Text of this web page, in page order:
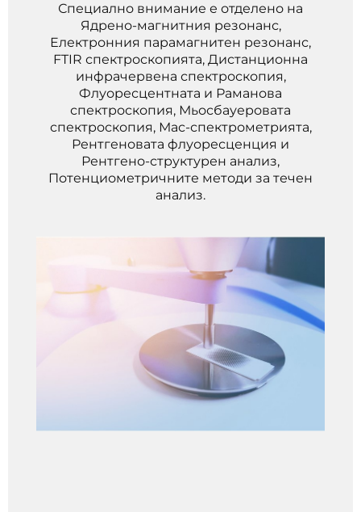
Специално внимание е отделено на
Ядрено-магнитния резонанс,
Електронния парамагнитен резонанс,
FTIR спектроскопията, Дистанционна
инфрачервена спектроскопия,
Флуоресцентната и Раманова
спектроскопия, Мьосбауеровата
спектроскопия, Мас-спектрометрията,
Рентгеновата флуоресценция и
Рентгено-структурен анализ,
Потенциометричните методи за течен
анализ.